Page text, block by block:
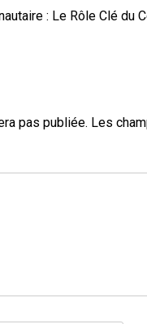
: Le Rôle Clé du
pas publiée. Les